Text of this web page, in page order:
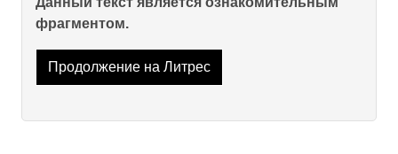
фрагментом.
Продолжение на Литрес